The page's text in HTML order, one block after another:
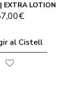
EXTRA LOTION
al Cistell